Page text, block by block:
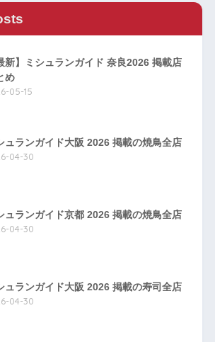
新】ミシュランガイド 奈良2026 掲載店
め
05-15
ュランガイド大阪 2026 掲載の焼鳥全店
04-30
ュランガイド京都 2026 掲載の焼鳥全店
04-30
ュランガイド大阪 2026 掲載の寿司全店
04-30